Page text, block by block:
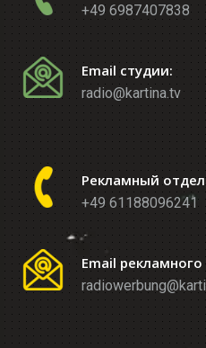
+49 6987407838
Email студии:
radio@kartina.tv
Рекламный
+49 61188096241
Email